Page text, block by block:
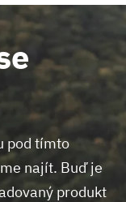
pod tímto
najít. Buď je
produkt